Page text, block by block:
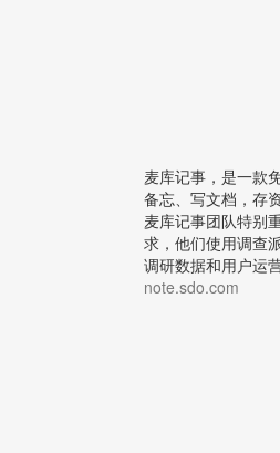
麦库记事，是一款
备忘、写文档，存
麦库记事团队特别
求，他们使用调查
调研数据和用户运
note.sdo.com